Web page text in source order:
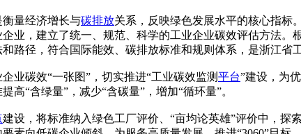
衡量经济增长与碳排放关系，反映绿色发展水平的核心指标
业，建立了统一、规范、科学的工业企业碳效评估方法
路径，符合国际能效、碳排放标准和规则体系，是浙江省
碳效“一张图”，切实推进“工业碳效监测平台”建设，为
“含绿量”，减少“含碳量”，增加“循环量”。
建设，将标准纳入绿色工厂评价、“亩均论英雄”评价中，